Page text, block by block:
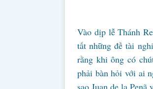
Vào dịp lễ Thánh
tất những đề tài
rằng khi ông có
phải bàn hỏi với ai
sao Juan de la